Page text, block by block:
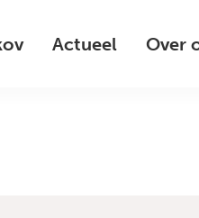
Actueel Over